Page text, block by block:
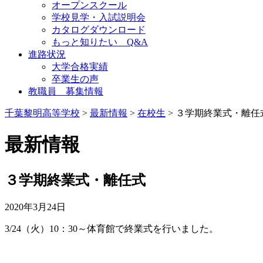
オープンスクール
学校見学・入試説明会
カタログダウンロード
もっと知りたい Q&A
進路状況
大学合格実績
卒業生の声
教職員 募集情報
千葉黎明高等学校 > 最新情報 > 在校生 > ３学期終業式・離任
最新情報
３学期終業式・離任式
2020年3月24日
3/24（火）10：30～体育館で終業式を行いました。